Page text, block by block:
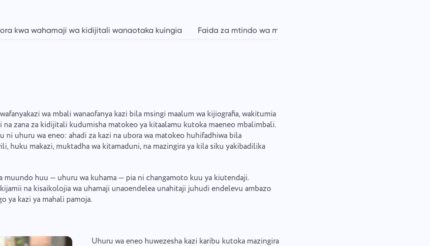
kwa wahamaji wa kidijitali wanaotaka kuingia Faida za mtindo wa maisha wa mhamaji wa kidijitali
wa mbali wanaofanya kazi bila msingi maalum wa kijiografia, wakitumia
zana za kidijitali kudumisha matokeo ya kitaalamu kutoka maeneo mbalimbali.
ni uhuru wa eneo: ahadi za kazi na ubora wa matokeo huhifadhiwa bila
huku makazi, muktadha wa kitamaduni, na mazingira ya kila siku yakibadilika
muundo huu — uhuru wa kuhama — pia ni changamoto kuu ya kiutendaji.
na kisaikolojia wa uhamaji unaoendelea unahitaji juhudi endelevu ambazo
ya kazi ya mahali pamoja.
Uhuru wa eneo huwezesha kazi karibu kutoka mazingira